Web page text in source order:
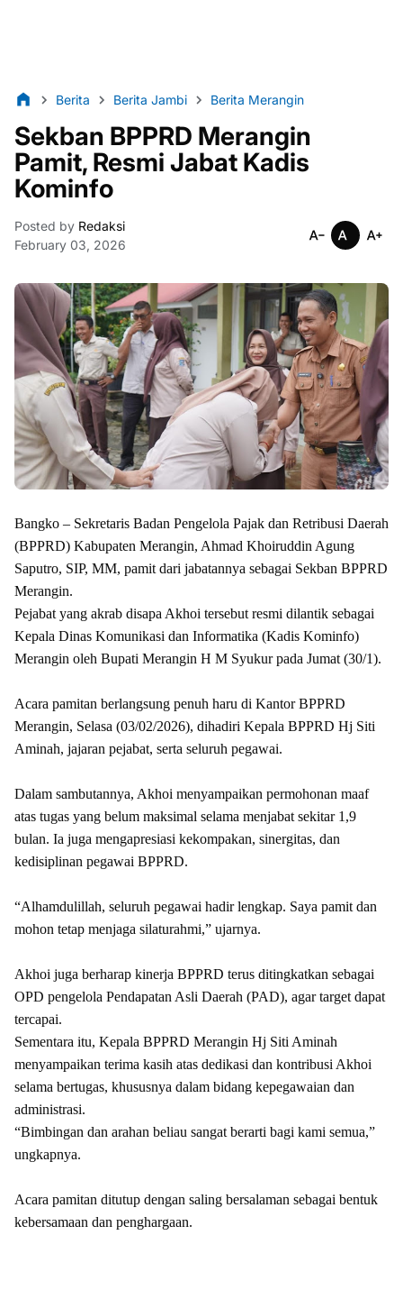
Berita Berita Jambi Berita Merangin
Sekban BPPRD Merangin
Pamit, Resmi Jabat Kadis
Kominfo
Posted by Redaksi
February 03, 2026
Bangko – Sekretaris Badan Pengelola Pajak dan Retribusi Daerah
(BPPRD) Kabupaten Merangin, Ahmad Khoiruddin Agung
Saputro, SIP, MM, pamit dari jabatannya sebagai Sekban BPPRD
Merangin.
Pejabat yang akrab disapa Akhoi tersebut resmi dilantik sebagai
Kepala Dinas Komunikasi dan Informatika (Kadis Kominfo)
Merangin oleh Bupati Merangin H M Syukur pada Jumat (30/1).
Acara pamitan berlangsung penuh haru di Kantor BPPRD
Merangin, Selasa (03/02/2026), dihadiri Kepala BPPRD Hj Siti
Aminah, jajaran pejabat, serta seluruh pegawai.
Dalam sambutannya, Akhoi menyampaikan permohonan maaf
atas tugas yang belum maksimal selama menjabat sekitar 1,9
bulan. Ia juga mengapresiasi kekompakan, sinergitas, dan
kedisiplinan pegawai BPPRD.
“Alhamdulillah, seluruh pegawai hadir lengkap. Saya pamit dan
mohon tetap menjaga silaturahmi,” ujarnya.
Akhoi juga berharap kinerja BPPRD terus ditingkatkan sebagai
OPD pengelola Pendapatan Asli Daerah (PAD), agar target dapat
tercapai.
Sementara itu, Kepala BPPRD Merangin Hj Siti Aminah
menyampaikan terima kasih atas dedikasi dan kontribusi Akhoi
selama bertugas, khususnya dalam bidang kepegawaian dan
administrasi.
“Bimbingan dan arahan beliau sangat berarti bagi kami semua,”
ungkapnya.
Acara pamitan ditutup dengan saling bersalaman sebagai bentuk
kebersamaan dan penghargaan.